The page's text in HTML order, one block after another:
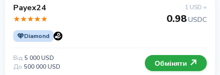
Payex24
Diamond
1 USD =
0.98USDC
Від 5 000 USD
До 500 000 USD Обміняти